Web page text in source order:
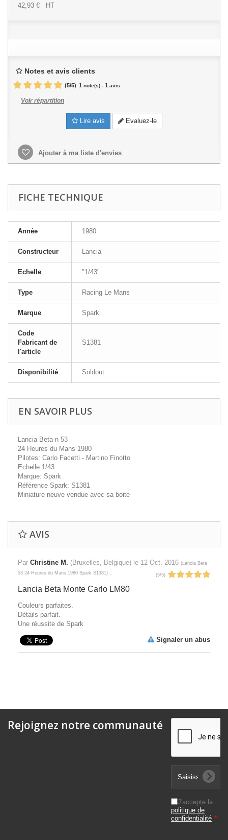
42,93 € HT
Notes et avis clients
(5/5) 1 note(s) - 1 avis
Voir répartition
Lire avis Evaluez-le
Ajouter à ma liste d'envies
FICHE TECHNIQUE
Année 1980
Constructeur Lancia
Echelle "1/43"
Type Racing Le Mans
Marque Spark
Code
Fabricant de
l'article
S1381
Disponibilité Soldout
EN SAVOIR PLUS
Lancia Beta n 53
24 Heures du Mans 1980
Pilotes: Carlo Facetti - Martino Finotto
Echelle 1/43
Marque: Spark
Référence Spark: S1381
Miniature neuve vendue avec sa boite
AVIS
Par Christine M. (Bruxelles, Belgique) le 12 Oct. 2016 (Lancia Beta
53 24 Heures du Mans 1980 Spark S1381) : (5/5)
Lancia Beta Monte Carlo LM80
Couleurs parfaites.
Détails parfait.
Une réussite de Spark
Signaler un abus
Rejoignez notre communauté
J'accepte la
politique de
confidentialité *